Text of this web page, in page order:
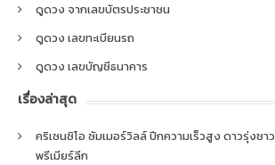
ดูดวง จากเลขบัตรประชาชน
ดูดวง เลขทะเบียนรถ
ดูดวง เลขบัญชีธนาคาร
เรื่องล่าสุด
คริเซนซิโอ ซัมเมอร์วิลล์ ปีกความเร็วสูง ดาวรุ่งช
พรีเมียร์ลีก